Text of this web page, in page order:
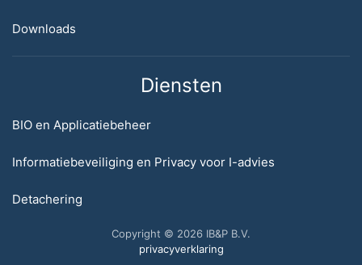
Downloads
Diensten
BIO en Applicatiebeheer
Informatiebeveiliging en Privacy voor I-advies
Detachering
Copyright © 2026 IB&P B.V.
privacyverklaring